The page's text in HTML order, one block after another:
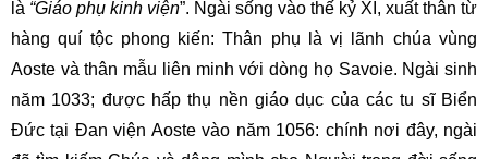
là “Giáo phụ kinh viện”. Ngài sống vào thế kỷ XI, xuất thân từ
hàng quí tộc phong kiến: Thân phụ là vị lãnh chúa vùng
Aoste và thân mẫu liên minh với dòng họ Savoie. Ngài sinh
năm 1033; được hấp thụ nền giáo dục của các tu sĩ Biển
Đức tại Đan viện Aoste vào năm 1056: chính nơi đây, ngài